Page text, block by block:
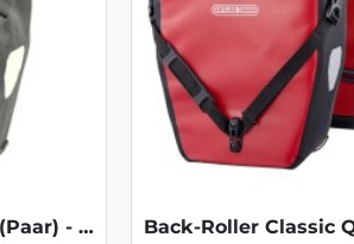
Back-Roller Classic QL2.1 (Paar) - Zwart